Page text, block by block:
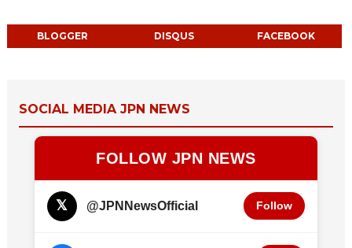
BLOGGER DISQUS FACEBOOK
SOCIAL MEDIA JPN NEWS
FOLLOW JPN NEWS
𝕏 @JPNNewsOfficial Follow